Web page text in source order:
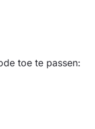
toe te passen: